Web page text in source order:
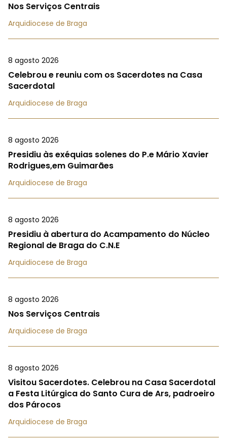
Nos Serviços Centrais
Arquidiocese de Braga
8 agosto 2026
Celebrou e reuniu com os Sacerdotes na Casa
Sacerdotal
Arquidiocese de Braga
8 agosto 2026
Presidiu às exéquias solenes do P.e Mário Xavier
Rodrigues,em Guimarães
Arquidiocese de Braga
8 agosto 2026
Presidiu à abertura do Acampamento do Núcleo
Regional de Braga do C.N.E
Arquidiocese de Braga
8 agosto 2026
Nos Serviços Centrais
Arquidiocese de Braga
8 agosto 2026
Visitou Sacerdotes. Celebrou na Casa Sacerdotal
a Festa Litúrgica do Santo Cura de Ars, padroeiro
dos Párocos
Arquidiocese de Braga